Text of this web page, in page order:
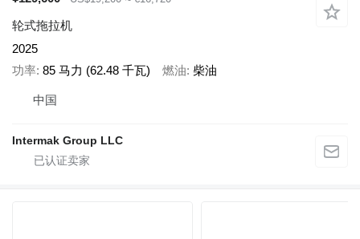
轮式拖拉机
2025
功率 85 马力 (62.48 千瓦) 燃油 柴油
中国
Intermak Group LLC